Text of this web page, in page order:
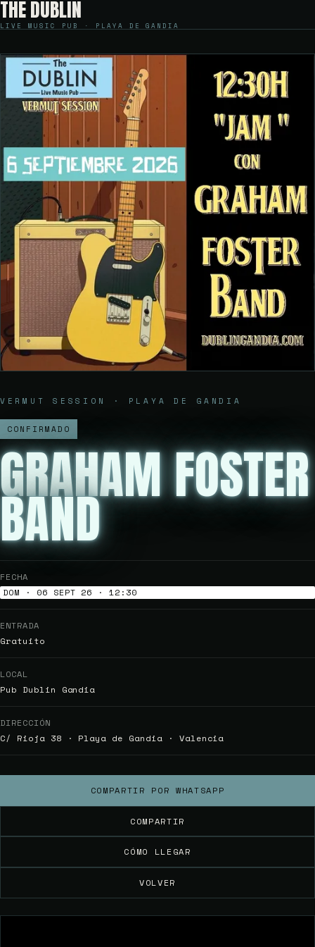
THE DUBLIN
LIVE MUSIC PUB · PLAYA DE GANDIA
VERMUT SESSION · PLAYA DE GANDIA
CONFIRMADO
GRAHAM FOSTER
BAND
FECHA
DOM · 06 SEPT 26 · 12:30
ENTRADA
Gratuito
LOCAL
Pub Dublin Gandia
DIRECCIÓN
C/ Rioja 38 · Playa de Gandia · Valencia
COMPARTIR POR WHATSAPP
COMPARTIR
CÓMO LLEGAR
VOLVER